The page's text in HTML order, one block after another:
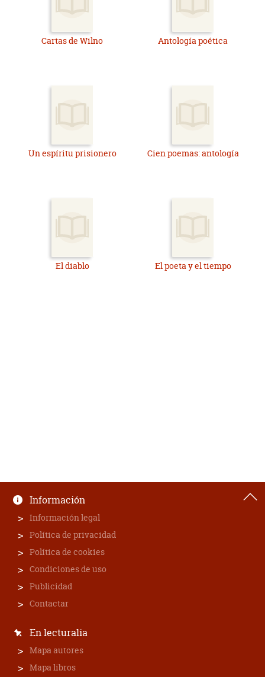
Cartas de Wilno Antología poética
Un espíritu prisionero Cien poemas: antología
El diablo El poeta y el tiempo
Información
Información legal
Política de privacidad
Política de cookies
Condiciones de uso
Publicidad
Contactar
En lecturalia
Mapa autores
Mapa libros